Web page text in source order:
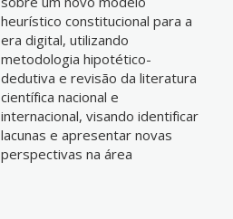
heurístico constitucional para a
era digital, utilizando
metodologia hipotético-
dedutiva e revisão da literatura
científica nacional e
internacional, visando identificar
lacunas e apresentar novas
perspectivas na área